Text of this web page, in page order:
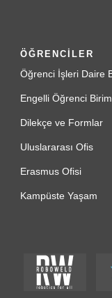
ÖĞRENCİLER
Öğrenci İşleri Daire
Engelli Öğrenci
Dilekçe ve Formlar
Uluslararası Ofis
Erasmus Ofisi
Kampüste Yaşam